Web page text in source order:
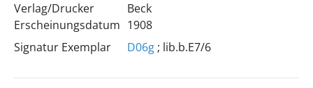
Verlag/Drucker
Erscheinungsdatum
Beck
1908
Signatur Exemplar
D06g; lib.b.E7/6